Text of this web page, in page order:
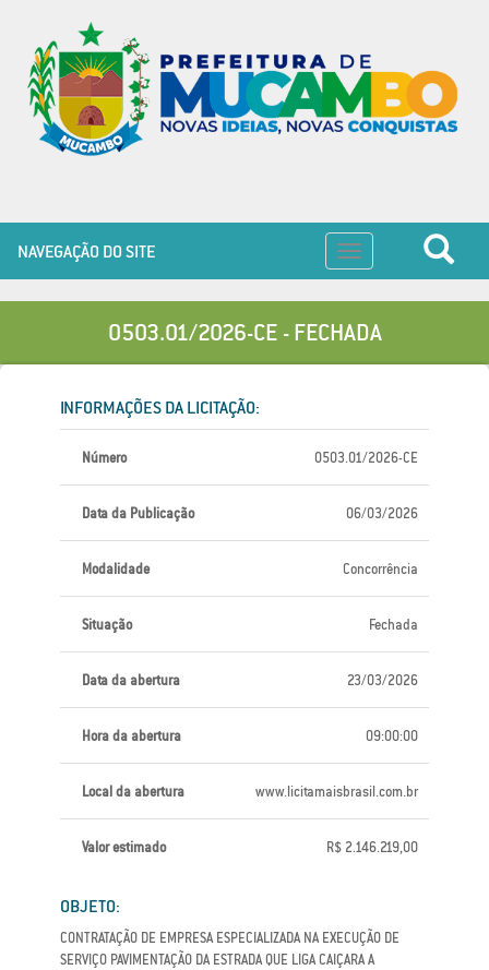
Toggle
navigation
NAVEGAÇÃO DO SITE
0503.01/2026-CE - FECHADA
INFORMAÇÕES DA LICITAÇÃO:
Número 0503.01/2026-CE
Data da Publicação 06/03/2026
Modalidade Concorrência
Situação Fechada
Data da abertura 23/03/2026
Hora da abertura 09:00:00
Local da abertura www.licitamaisbrasil.com.br
Valor estimado R$ 2.146.219,00
OBJETO:
CONTRATAÇÃO DE EMPRESA ESPECIALIZADA NA EXECUÇÃO DE
SERVIÇO PAVIMENTAÇÃO DA ESTRADA QUE LIGA CAIÇARA A